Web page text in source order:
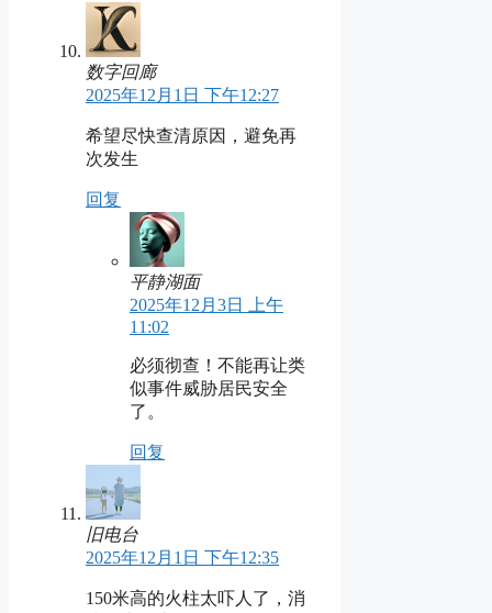
数字回廊
2025年12月1日 下午12:27
希望尽快查清原因，避免再
次发生
回复
平静湖面
2025年12月3日 上午
11:02
必须彻查！不能再让类
似事件威胁居民安全
了。
回复
旧电台
2025年12月1日 下午12:35
150米高的火柱太吓人了，消